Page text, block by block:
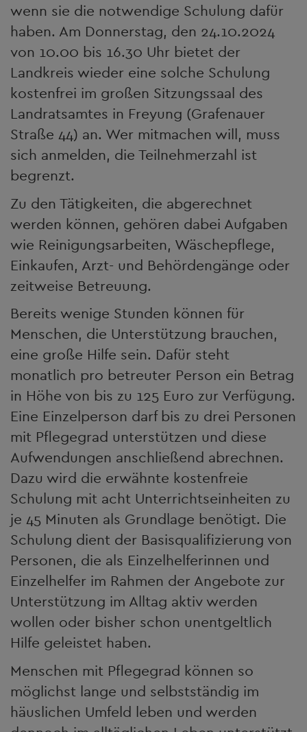
wenn sie die notwendige Schulung dafür
haben. Am Donnerstag, den 24.10.2024
von 10.00 bis 16.30 Uhr bietet der
Landkreis wieder eine solche Schulung
kostenfrei im großen Sitzungssaal des
Landratsamtes in Freyung (Grafenauer
Straße 44) an. Wer mitmachen will, muss
sich anmelden, die Teilnehmerzahl ist
begrenzt.
Zu den Tätigkeiten, die abgerechnet
werden können, gehören dabei Aufgaben
wie Reinigungsarbeiten, Wäschepflege,
Einkaufen, Arzt- und Behördengänge oder
zeitweise Betreuung.
Bereits wenige Stunden können für
Menschen, die Unterstützung brauchen,
eine große Hilfe sein. Dafür steht
monatlich pro betreuter Person ein Betrag
in Höhe von bis zu 125 Euro zur Verfügung.
Eine Einzelperson darf bis zu drei Personen
mit Pflegegrad unterstützen und diese
Aufwendungen anschließend abrechnen.
Dazu wird die erwähnte kostenfreie
Schulung mit acht Unterrichtseinheiten zu
je 45 Minuten als Grundlage benötigt. Die
Schulung dient der Basisqualifizierung von
Personen, die als Einzelhelferinnen und
Einzelhelfer im Rahmen der Angebote zur
Unterstützung im Alltag aktiv werden
wollen oder bisher schon unentgeltlich
Hilfe geleistet haben.
Menschen mit Pflegegrad können so
möglichst lange und selbstständig im
häuslichen Umfeld leben und werden